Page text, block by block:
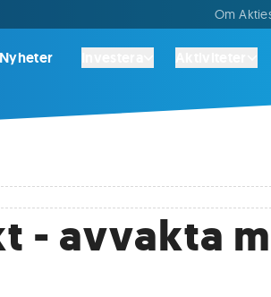
Om
Nyheter
- avvakta